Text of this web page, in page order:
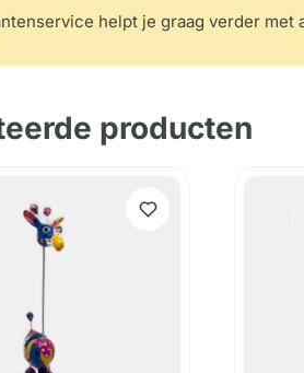
helpt je graag verder met
producten